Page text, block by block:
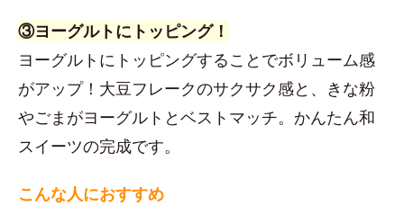
③ヨーグルトにトッピング！
ヨーグルトにトッピングすることでボリューム感
がアップ！大豆フレークのサクサク感と、きな粉
やごまがヨーグルトとベストマッチ。かんたん和
スイーツの完成です。
こんな人におすすめ